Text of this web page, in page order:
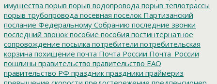
имущества порыв порыв водопровода порыв теплотрассы
порыв трубопровода посевная поселок Партизанский
послание Федеральному Собранию последние звонки
последний звонок пособие пособия постинтернатное
сопровождение посылка потребители потребительская
корзина похищение почта Почта России Почта_России
пошлины правительство правительство ЕАО
правительство РФ праздник праздники праймериз